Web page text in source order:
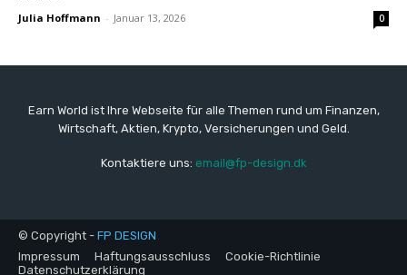
Julia Hoffmann - Januar 13, 2026 0
Earn World ist Ihre Webseite für alle Themen rund um Finanzen,
Wirtschaft, Aktien, Krypto, Versicherungen und Geld.
Kontaktiere uns: email@fp-design.dk
© Copyright - FP DESIGN
Impressum
Haftungsausschluss
Cookie-Richtlinie
Datenschutzerklärung